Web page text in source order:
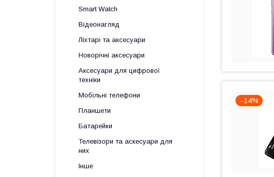
–14%
Smart Watch
Відеонагляд
Ліхтарі та аксесуари
Новорічні аксесуари
Аксесуари для цифрової
техніки
Мобільні телефони
Планшети
Батарейки
Телевізори та аскесуари для
них
Інше